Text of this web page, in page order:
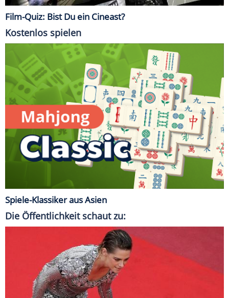
Film-Quiz: Bist Du ein Cineast?
Kostenlos spielen
Spiele-Klassiker aus Asien
Die Öffentlichkeit schaut zu: